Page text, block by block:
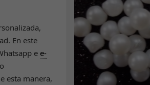
En este
e e-
esta manera,